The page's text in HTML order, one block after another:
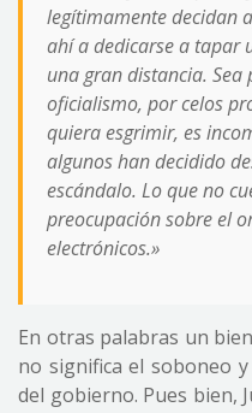
legítimamente decidan
ahí a dedicarse a tapar
una gran distancia.
oficialismo, por celos
quiera esgrimir, es
algunos han decidido
escándalo. Lo que no
preocupación sobre el
electrónicos.»
En otras palabras un
no significa el soboneo
del gobierno. Pues bien,